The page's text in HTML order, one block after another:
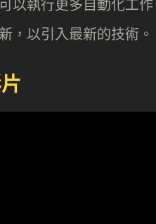
以執行更多自動化工
，以引入最新的技術。